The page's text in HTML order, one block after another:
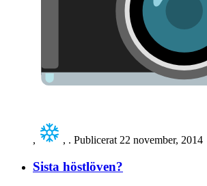
, , . Publicerat 22 november, 2014
Sista höstlöven?